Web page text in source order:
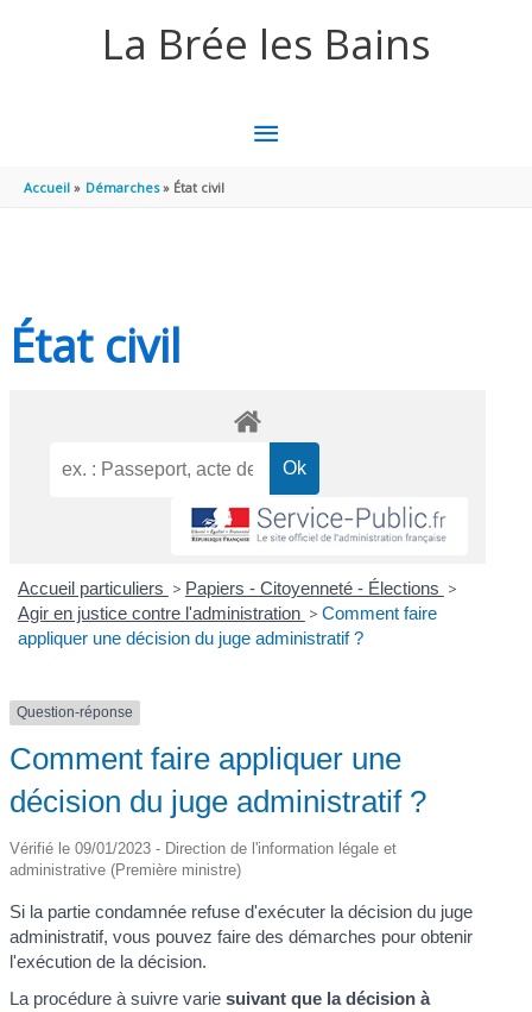
La Brée les Bains
MENU
Accueil Démarches État civil
État civil
Accueil particuliers > Papiers - Citoyenneté - Élections >
Agir en justice contre l'administration > Comment faire
appliquer une décision du juge administratif ?
Question-réponse
Comment faire appliquer une
décision du juge administratif ?
Vérifié le 09/01/2023 - Direction de l'information légale et
administrative (Première ministre)
Si la partie condamnée refuse d'exécuter la décision du juge
administratif, vous pouvez faire des démarches pour obtenir
l'exécution de la décision.
La procédure à suivre variesuivant que la décision à